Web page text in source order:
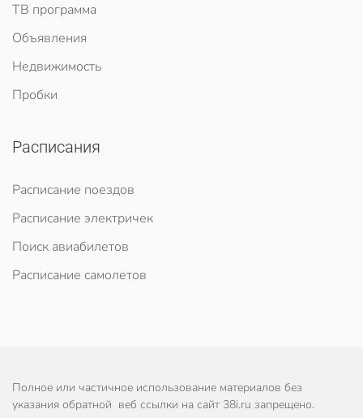
ТВ программа
Объявления
Недвижимость
Пробки
Расписания
Расписание поездов
Расписание электричек
Поиск авиабилетов
Расписание самолетов
Полное или частичное использование материалов без
указания обратной веб ссылки на сайт 38i.ru запрещено.